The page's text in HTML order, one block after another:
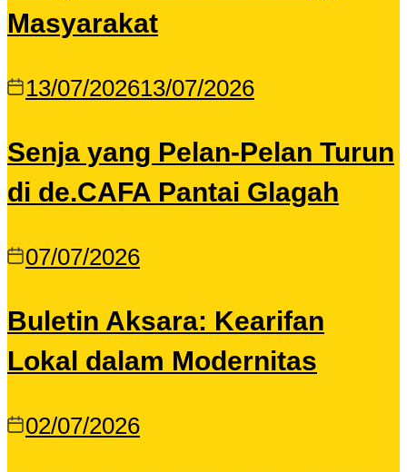
Masyarakat
13/07/202613/07/2026
Senja yang Pelan-Pelan Turun
di de.CAFA Pantai Glagah
07/07/2026
Buletin Aksara: Kearifan
Lokal dalam Modernitas
02/07/2026